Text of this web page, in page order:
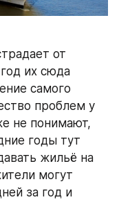
от
их сюда
самого
проблем у
не понимают,
годы тут
жильё на
могут
за год и